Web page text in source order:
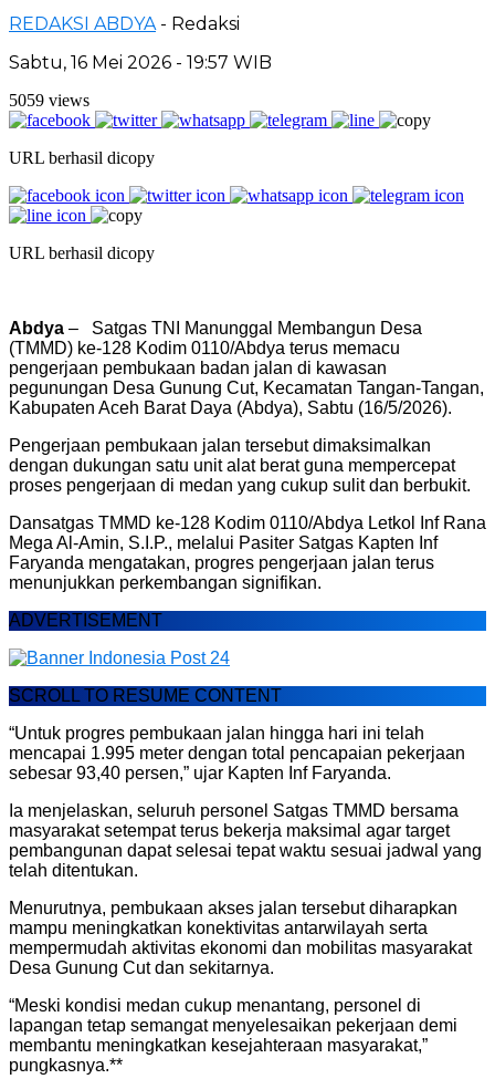
REDAKSI ABDYA - Redaksi
Sabtu, 16 Mei 2026 - 19:57 WIB
5059 views
URL berhasil dicopy
URL berhasil dicopy
Abdya – Satgas TNI Manunggal Membangun Desa
(TMMD) ke-128 Kodim 0110/Abdya terus memacu
pengerjaan pembukaan badan jalan di kawasan
pegunungan Desa Gunung Cut, Kecamatan Tangan-Tangan,
Kabupaten Aceh Barat Daya (Abdya), Sabtu (16/5/2026).
Pengerjaan pembukaan jalan tersebut dimaksimalkan
dengan dukungan satu unit alat berat guna mempercepat
proses pengerjaan di medan yang cukup sulit dan berbukit.
Dansatgas TMMD ke-128 Kodim 0110/Abdya Letkol Inf Rana
Mega Al-Amin, S.I.P., melalui Pasiter Satgas Kapten Inf
Faryanda mengatakan, progres pengerjaan jalan terus
menunjukkan perkembangan signifikan.
ADVERTISEMENT
SCROLL TO RESUME CONTENT
“Untuk progres pembukaan jalan hingga hari ini telah
mencapai 1.995 meter dengan total pencapaian pekerjaan
sebesar 93,40 persen,” ujar Kapten Inf Faryanda.
Ia menjelaskan, seluruh personel Satgas TMMD bersama
masyarakat setempat terus bekerja maksimal agar target
pembangunan dapat selesai tepat waktu sesuai jadwal yang
telah ditentukan.
Menurutnya, pembukaan akses jalan tersebut diharapkan
mampu meningkatkan konektivitas antarwilayah serta
mempermudah aktivitas ekonomi dan mobilitas masyarakat
Desa Gunung Cut dan sekitarnya.
“Meski kondisi medan cukup menantang, personel di
lapangan tetap semangat menyelesaikan pekerjaan demi
membantu meningkatkan kesejahteraan masyarakat,”
pungkasnya.**